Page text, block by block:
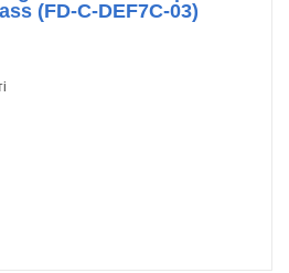
(FD-C-DEF7C-03)